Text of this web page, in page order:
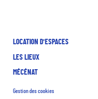
LOCATION D'ESPACES
LES LIEUX
MÉCÉNAT
Gestion des cookies